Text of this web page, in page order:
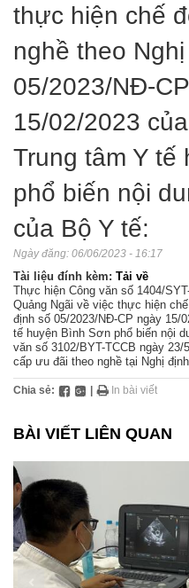
thực hiện chế
nghề theo
05/2023/NĐ-
15/02/2023
Trung tâm Y tế
phổ biến nội
của Bộ Y tế:
Ngày đăng: 06/06/2023 - 16:17
Tài liệu đính kèm: Tải về
Thực hiện Công văn số 1404/
Quảng Ngãi về việc thực hiện
định số 05/2023/NĐ-CP ngày 15/
tế huyện Bình Sơn phổ biến nội
văn số 3102/BYT-TCCB ngày
cấp ưu đãi theo nghề tại Nghị
Chia sẻ: | In bài viết
BÀI VIẾT LIÊN QUAN